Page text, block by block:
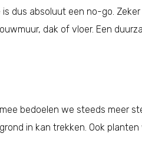
dus absoluut een no-go.
dak of vloer. Een
bedoelen we steeds meer
in kan trekken. Ook planten